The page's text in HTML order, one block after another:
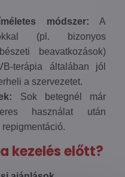
módszer: A
(pl. bizonyos
beavatkozások)
terápia általában jól
a szervezetet.
Sok betegnél már
használat után
kezelés előtt?